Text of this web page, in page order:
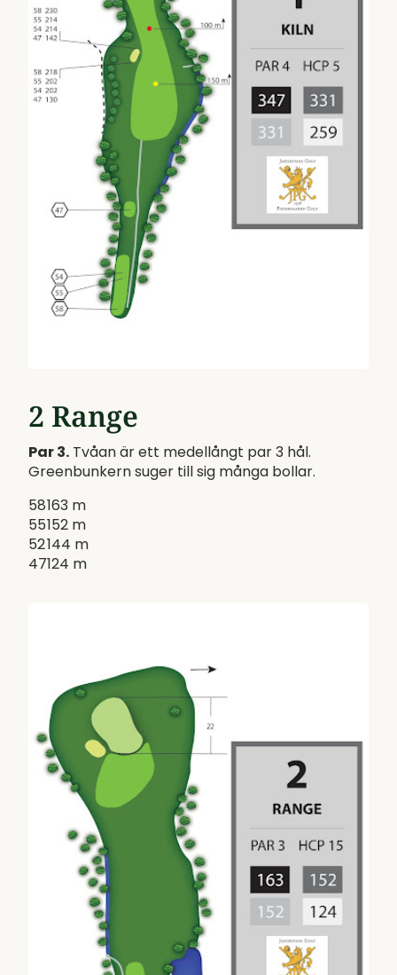
2 Range
Par 3. Tvåan är ett medellångt par 3 hål.
Greenbunkern suger till sig många bollar.
58163 m
55152 m
52144 m
47124 m